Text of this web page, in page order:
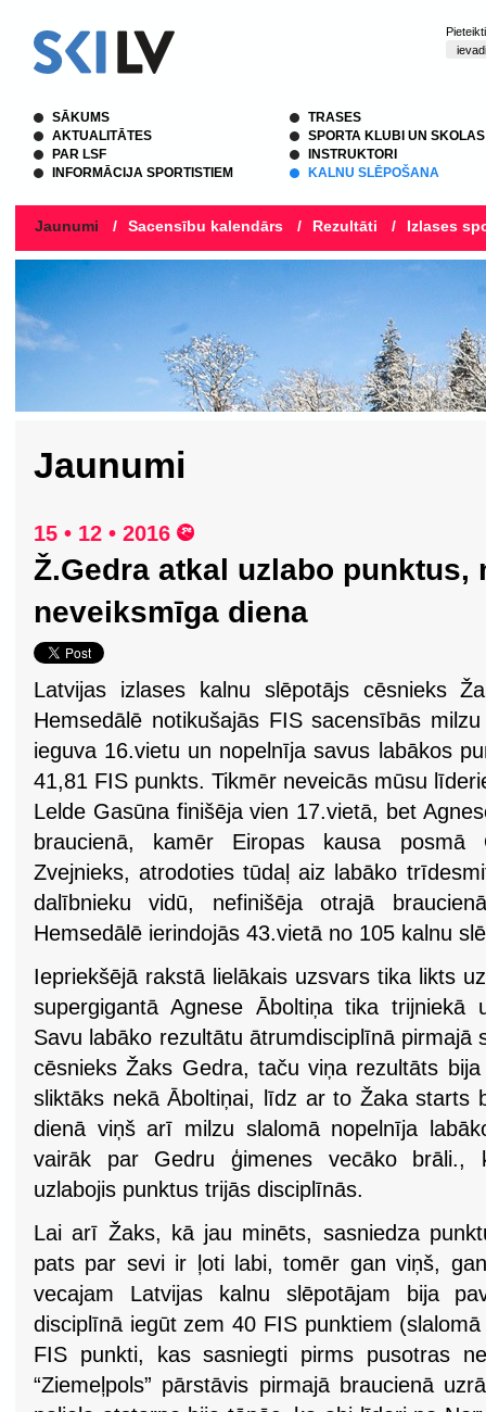
SĀKUMS
AKTUALITĀTES
PAR LSF
INFORMĀCIJA SPORTISTIEM
TRASES
SPORTA KLUBI UN SKOLAS
INSTRUKTORI
KALNU SLĒPOŠANA
Jaunumi / Sacensību kalendārs / Rezultāti / Izlases
Jaunumi
15 • 12 • 2016
Ž.Gedra atkal uzlabo punktus,
neveiksmīga diena
Latvijas izlases kalnu slēpotājs cēsnieks
Hemsedālē notikušajās FIS sacensībās
ieguva 16.vietu un nopelnīja savus labākos
41,81 FIS punkts. Tikmēr neveicās mūsu
Lelde Gasūna finišēja vien 17.vietā, bet
braucienā, kamēr Eiropas kausa posmā
Zvejnieks, atrodoties tūdaļ aiz labāko
dalībnieku vidū, nefinišēja otrajā
Hemsedālē ierindojās 43.vietā no 105 kalnu
Iepriekšējā rakstā lielākais uzsvars tika likts
supergigantā Agnese Āboltiņa tika trijniekā
Savu labāko rezultātu ātrumdisciplīnā pirmajā
cēsnieks Žaks Gedra, taču viņa rezultāts
sliktāks nekā Āboltiņai, līdz ar to Žaka starts
dienā viņš arī milzu slalomā nopelnīja
vairāk par Gedru ģimenes vecāko brāli.,
uzlabojis punktus trijās disciplīnās.
Lai arī Žaks, kā jau minēts, sasniedza
pats par sevi ir ļoti labi, tomēr gan viņš,
vecajam Latvijas kalnu slēpotājam bija
disciplīnā iegūt zem 40 FIS punktiem
FIS punkti, kas sasniegti pirms pusotras
“Ziemeļpols” pārstāvis pirmajā braucienā